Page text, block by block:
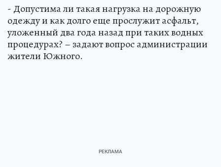
- Допустима ли такая нагрузка на дорожную
одежду и как долго еще прослужит асфальт,
уложенный два года назад при таких водных
процедурах? – задают вопрос администрации
жители Южного.